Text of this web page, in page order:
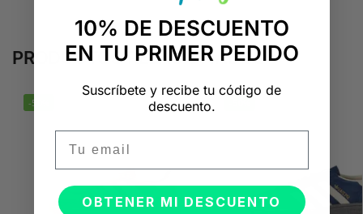
PRODUCTOS RELACIONADOS
-50%
10% DE DESCUENTO
EN TU PRIMER PEDIDO
Suscríbete y recibe tu código de
descuento.
OBTENER MI DESCUENTO